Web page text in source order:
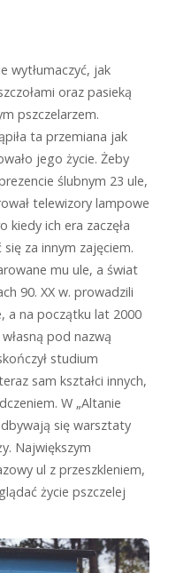
wytłumaczyć, jak
oraz pasieką
pszczelarzem.
ta przemiana jak
jego życie. Żeby
ślubnym 23 ule,
telewizory lampowe
kiedy ich era zaczęła
za innym zajęciem.
mu ule, a świat
90. XX w. prowadzili
a na początku lat 2000
pod nazwą
studium
sam kształci innych,
W „Altanie
się warsztaty
Największym
ul z przeszkleniem,
życie pszczelej